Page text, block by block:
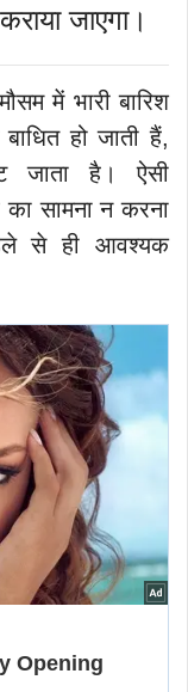
जाएगा।
में भारी बारिश
हो जाती हैं,
जाता है। ऐसी
का सामना न करना
से ही आवश्यक